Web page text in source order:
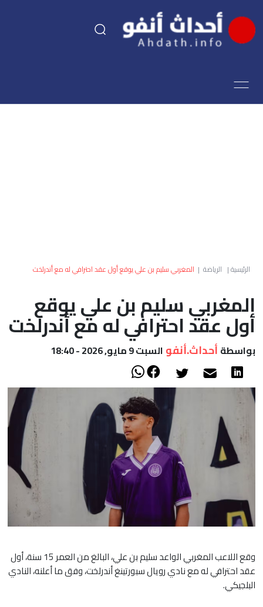
اقتصاد
العالم
أعمدة
الصحراء
الرئيسية| الرياضة | المغربي سليم بن علي يوقع أول عقد احترافي له مع أندرلخت
المغربي سليم بن علي يوقع
أول عقد احترافي له مع أندرلخت
بواسطة أحداث.أنفو السبت 9 مايو, 2026 - 18:40
وقع اللاعب المغربي الواعد سليم بن علي، البالغ من العمر 15 سنة، أول
عقد احترافي له مع نادي رويال سبورتينغ أندرلخت، وفق ما أعلنه، النادي
البلجيكي.